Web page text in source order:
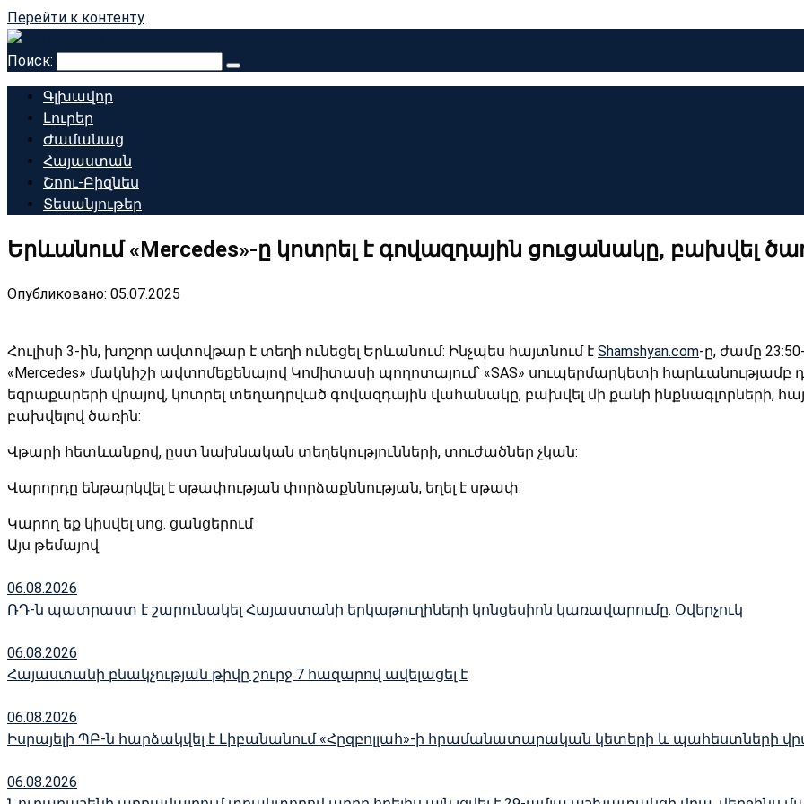
Перейти к контенту
Поиск:
Գլխավոր
Լուրեր
Ժամանաց
Հայաստան
Շոու-Բիզնես
Տեսանյութեր
Երևանում «Mercedes»-ը կոտրել է գովազդային ցուցանակը, բախվել
Опубликовано: 05.07.2025
Հուլիսի 3-ին, խոշոր ավտովթար է տեղի ունեցել Երևանում: Ինչպես հայտնում է Shamshyan.com-ը, ժամը
«Mercedes» մակնիշի ավտոմեքենայով Կոմիտասի պողոտայում՝ «SAS» սուպերմարկետի հարևանությամբ
եզրաքարերի վրայով, կոտրել տեղադրված գովազդային վահանակը, բախվել մի քանի ինքնագլորների,
բախվելով ծառին:
Վթարի հետևանքով, ըստ նախնական տեղեկությունների, տուժածներ չկան:
Վարորդը ենթարկվել է սթափության փորձաքննության, եղել է սթափ:
Կարող եք կիսվել սոց․ ցանցերում
Այս թեմայով
06.08.2026
ՌԴ-ն պատրաստ է շարունակել Հայաստանի երկաթուղիների կոնցեսիոն կառավարումը. Օվերչուկ
06.08.2026
Հայաստանի բնակչության թիվը շուրջ 7 հազարով ավելացել է
06.08.2026
Իսրայելի ՊԲ-ն հարձակվել է Լիբանանում «Հըզբոլլահ»-ի հրամանատարական կետերի և պահեստների
06.08.2026